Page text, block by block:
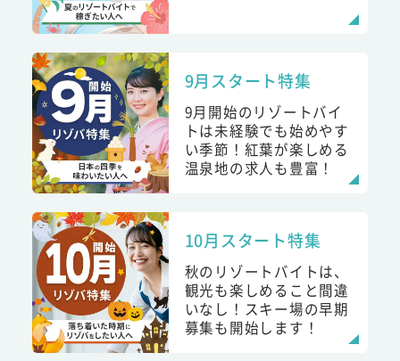
9月スタート特集
9月開始のリゾートバイ
トは未経験でも始めやす
い季節！紅葉が楽しめる
温泉地の求人も豊富！
10月スタート特集
秋のリゾートバイトは、
観光も楽しめること間違
いなし！スキー場の早期
募集も開始します！